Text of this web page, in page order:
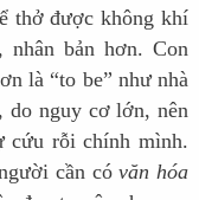
thở được không khí
bản hơn. Con
là “to be” như nhà
nguy cơ lớn, nên
cứu rỗi chính mình.
cần cóvăn hóa